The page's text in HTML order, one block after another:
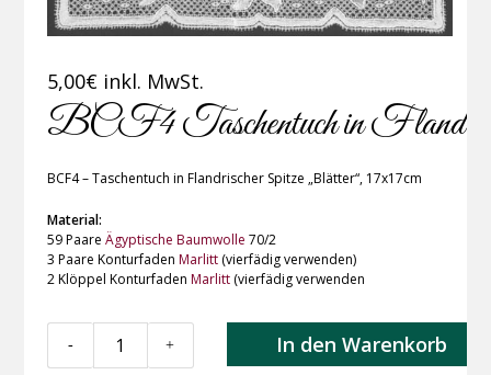
5,00€ inkl. MwSt.
BCF4 Taschentuch in
BCF4 – Taschentuch in Flandrischer Spitze „Blätter“, 17x17cm
Material:
59 Paare Ägyptische Baumwolle 70/2
3 Paare Konturfaden Marlitt(vierfädig verwenden)
2 Klöppel Konturfaden Marlitt(vierfädig verwenden
Taschentuch
- + In den Warenkorb